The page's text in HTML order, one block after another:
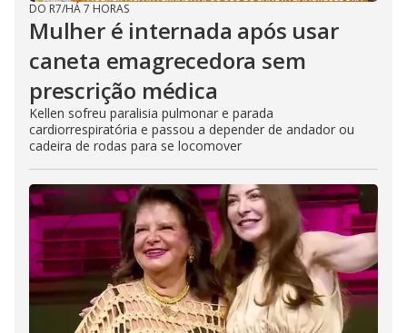
DO R7/HÁ 7 HORAS
Mulher é internada após usar
caneta emagrecedora sem
prescrição médica
Kellen sofreu paralisia pulmonar e parada
cardiorrespiratória e passou a depender de andador ou
cadeira de rodas para se locomover